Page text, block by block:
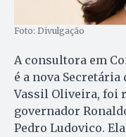
Foto: Divulgação
A consultora em
é a nova
Vassil Oliveira, foi
governador
Pedro Ludovico.